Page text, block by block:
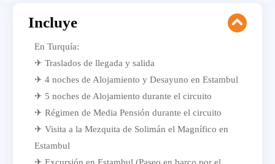
Incluye
En Turquía:
✈ Traslados de llegada y salida
✈ 4 noches de Alojamiento y Desayuno en Estambul
✈ 5 noches de Alojamiento durante el circuito
✈ Régimen de Media Pensión durante el circuito
✈ Visita a la Mezquita de Solimán el Magnífico en
Estambul
✈ Excursión en Estambul (Paseo en barco por el